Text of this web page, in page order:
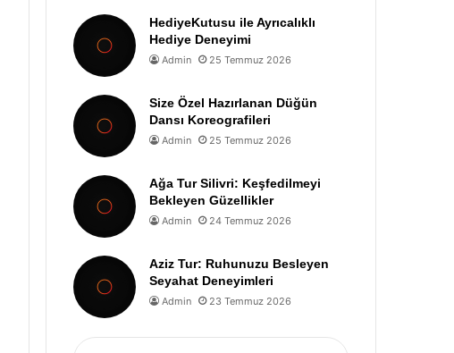
HediyeKutusu ile Ayrıcalıklı
Hediye Deneyimi
Admin 25 Temmuz 2026
Size Özel Hazırlanan Düğün
Dansı Koreografileri
Admin 25 Temmuz 2026
Ağa Tur Silivri: Keşfedilmeyi
Bekleyen Güzellikler
Admin 24 Temmuz 2026
Aziz Tur: Ruhunuzu Besleyen
Seyahat Deneyimleri
Admin 23 Temmuz 2026